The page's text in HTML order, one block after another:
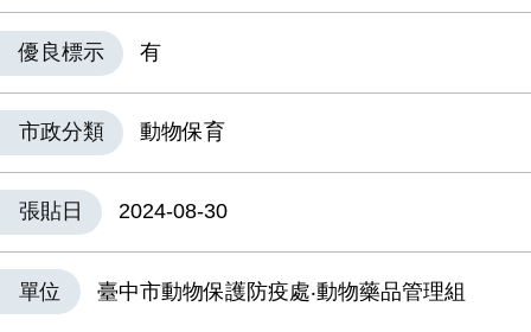
優良標示 有
市政分類 動物保育
張貼日 2024-08-30
單位 臺中市動物保護防疫處‧動物藥品管理組